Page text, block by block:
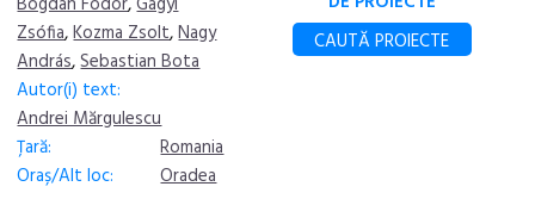
Zsófia,Kozma Zsolt,Nagy
András,Sebastian Bota
Autor(i) text:
Andrei Mărgulescu
Țară:
Romania
Oraș/Alt loc:
Oradea
CAUTĂ PROIECTE